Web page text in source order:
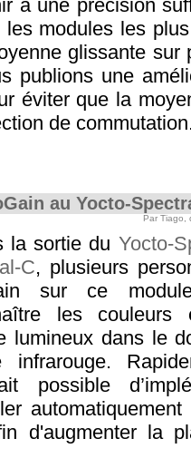
à une précision
les modules les
glissante sur
publions une
éviter que la
de
au Yocto-
Par Tiago,
la sortie du Yocto-
C, plusieurs
sur ce
les
lumineux dans le
infrarouge.
possible
d'augmenter la